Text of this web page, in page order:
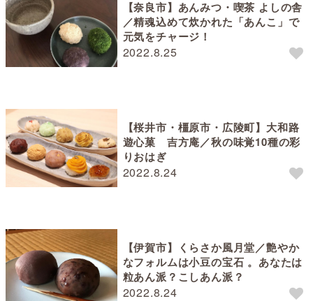
2022.8.25
【奈良市】あんみつ・喫茶 よしの舎
／精魂込めて炊かれた「あんこ」で
元気をチャージ！
2022.8.24
【桜井市・橿原市・広陵町】大和路
遊心菓 吉方庵／秋の味覚10種の彩
りおはぎ
2022.8.24
【伊賀市】くらさか風月堂／艶やか
なフォルムは小豆の宝石 。あなたは
粒あん派？こしあん派？